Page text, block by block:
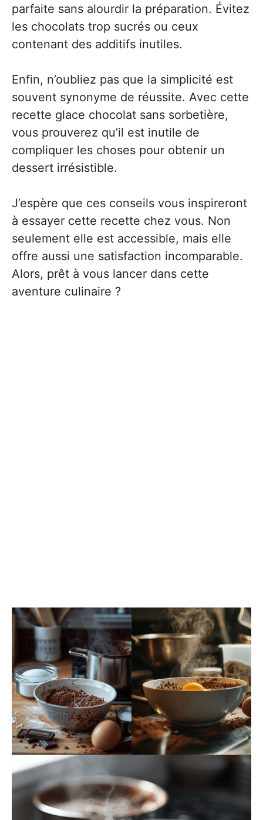
parfaite sans alourdir la préparation. Évitez
les chocolats trop sucrés ou ceux
contenant des additifs inutiles.
Enfin, n’oubliez pas que la simplicité est
souvent synonyme de réussite. Avec cette
recette glace chocolat sans sorbetière,
vous prouverez qu’il est inutile de
compliquer les choses pour obtenir un
dessert irrésistible.
J’espère que ces conseils vous inspireront
à essayer cette recette chez vous. Non
seulement elle est accessible, mais elle
offre aussi une satisfaction incomparable.
Alors, prêt à vous lancer dans cette
aventure culinaire ?